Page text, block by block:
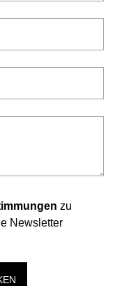
zu
Newsletter